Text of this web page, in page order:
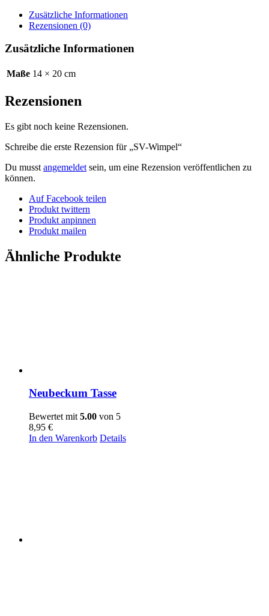
Zusätzliche Informationen
Rezensionen (0)
Zusätzliche Informationen
Maße 14 × 20 cm
Rezensionen
Es gibt noch keine Rezensionen.
Schreibe die erste Rezension für „SV-Wimpel“
Du musst angemeldet sein, um eine Rezension veröffentlichen zu
können.
Auf Facebook teilen
Produkt twittern
Produkt anpinnen
Produkt mailen
Ähnliche Produkte
Neubeckum Tasse
Bewertet mit 5.00 von 5
8,95 €
In den Warenkorb Details